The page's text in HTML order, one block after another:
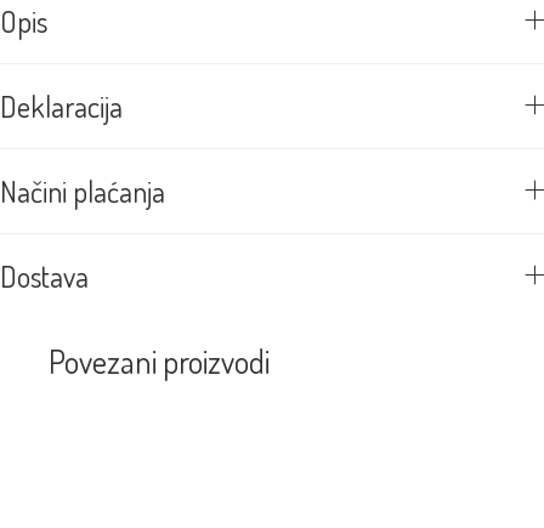
Opis
Deklaracija
Načini plaćanja
Dostava
Povezani proizvodi